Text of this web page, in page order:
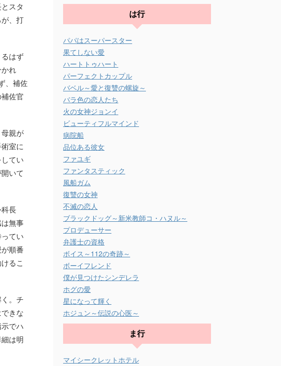
スタ
、打
はず
れ
、補佐
佐官
親が
室に
てい
いて
長
無事
てい
順番
るこ
。チ
きな
でハ
は明
は行
パパはスーパースター
果てしない愛
ハートトゥハート
パーフェクトカップル
バベル～愛と復讐の螺旋～
バラ色の恋人たち
火の女神ジョンイ
ビューティフルマインド
病院船
品位ある彼女
ファユギ
ファンタスティック
風船ガム
復讐の女神
不滅の恋人
ブラックドッグ～新米教師コ・ハヌル～
プロデューサー
弁護士の資格
ボイス～112の奇跡～
ボーイフレンド
僕が見つけたシンデレラ
ホグの愛
星になって輝く
ホジュン～伝説の心医～
ま行
マイシークレットホテル